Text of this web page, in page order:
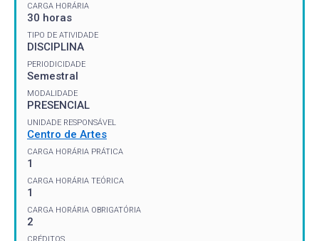
CARGA HORÁRIA
30 horas
TIPO DE ATIVIDADE
DISCIPLINA
PERIODICIDADE
Semestral
MODALIDADE
PRESENCIAL
UNIDADE RESPONSÁVEL
Centro de Artes
CARGA HORÁRIA PRÁTICA
1
CARGA HORÁRIA TEÓRICA
1
CARGA HORÁRIA OBRIGATÓRIA
2
CRÉDITOS